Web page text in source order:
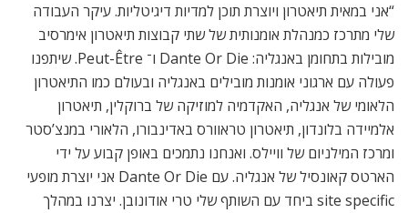
“אני במאית תיאטרון ויוצרת תוכן למדיות דיגיטליות. עיקר העבודה
שלי מתרכז כמנהלת אומנותית של שתי קבוצות תיאטרון אימרסיב
מובילות בתחומן באנגליה: Dante Or Die ו־ Peut-Être. שיתפנו
פעולה עם ארגוני אומנות מובילים באנגליה ובעולם כמו התיאטרון
הלאומי של אנגליה, האקדמיה למוזיקה של ברוקלין, תיאטרון
אלמיידה בלונדון, תיאטרון טראוורס באדינבורו, הלאורי במנצ’סטר
ומרכז המילניום של וויילס. ואנחנו נתמכים באופן קבוע על ידי
הארטס קאונסיל של אנגליה. עם Dante Or Die אני יוצרת מופעי
site specific ביחד עם השותף שלי טרי אודונובן. יצרנו במהלך